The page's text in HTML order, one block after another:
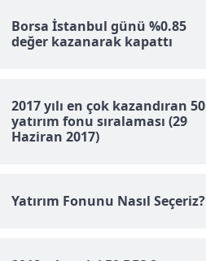
Borsa İstanbul günü %0.85
değer kazanarak kapattı
2017 yılı en çok kazandıran 50
yatırım fonu sıralaması (29
Haziran 2017)
Yatırım Fonunu Nasıl Seçeriz?